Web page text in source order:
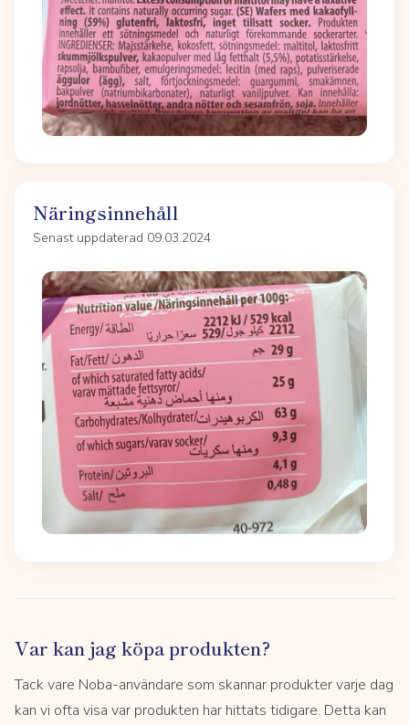
Näringsinnehåll
Senast uppdaterad 09.03.2024
Var kan jag köpa produkten?
Tack vare Noba-användare som skannar produkter varje dag
kan vi ofta visa var produkten har hittats tidigare. Detta kan